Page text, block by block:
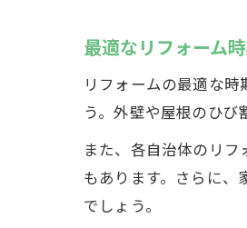
最適なリフォーム
リフォームの最適な
う。外壁や屋根のひび
また、各自治体のリ
もあります。さらに
でしょう。